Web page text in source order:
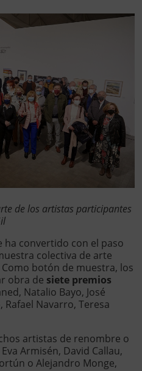
de los artistas participantes
ha convertido con el paso
colectiva de arte
botón de muestra, los
obra de siete premios
Natalio Bayo, José
Navarro, Teresa
artistas de renombre o
Armisén, David Callau,
o Alejandro Monge,